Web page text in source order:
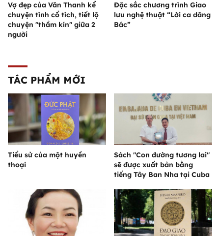
Vợ đẹp của Văn Thanh kể
chuyện tình cổ tích, tiết lộ
chuyện "thầm kín" giữa 2
người
Đặc sắc chương trình Giao
lưu nghệ thuật “Lời ca dâng
Bác”
TÁC PHẨM MỚI
Tiểu sử của một huyền
thoại
Sách "Con đường tương lai"
sẽ được xuất bản bằng
tiếng Tây Ban Nha tại Cuba